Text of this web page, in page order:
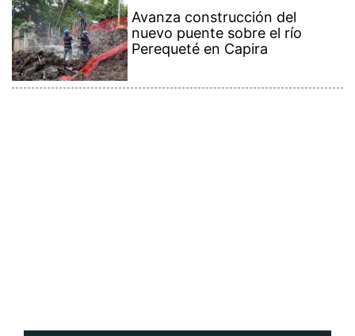
Avanza construcción del
nuevo puente sobre el río
Perequeté en Capira